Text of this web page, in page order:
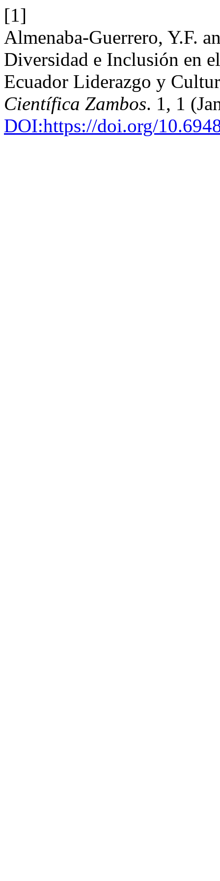
[1]
Almenaba-Guerrero, Y.F.
Diversidad e Inclusión en
Ecuador Liderazgo y
Científica Zambos. 1, 1
DOI:https://doi.org/